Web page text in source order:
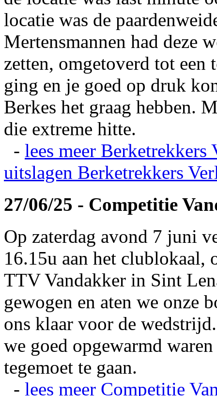
locatie was de
Mertensmannen had deze
zetten, omgetoverd tot
ging en je goed op druk
Berkes het graag hebben.
die extreme hitte.
- lees meer Berketrekkers
uitslagen Berketrekkers
27/06/25 - Competitie
Op zaterdag avond 7 juni
16.15u aan het clublokaal,
TTV Vandakker in Sint
gewogen en aten we onze
ons klaar voor de
we goed opgewarmd
tegemoet te gaan.
- lees meer Competitie